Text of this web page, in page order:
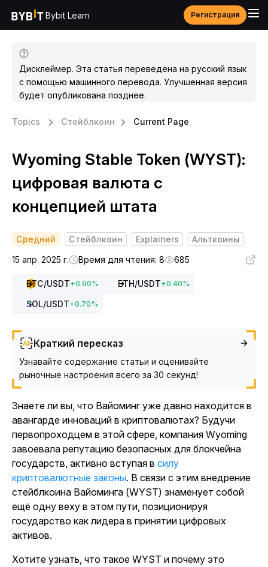
Bybit Learn Регистрация
Дисклеймер. Эта статья переведена на русский язык
с помощью машинного перевода. Улучшенная версия
будет опубликована позднее.
Topics Стейблкоин Current Page
Wyoming Stable Token (WYST):
цифровая валюта с
концепцией штата
Средний Стейблкоин Explainers
Альткоины
15 апр. 2025 г.
Время для чтения: 8 685
BTC/USDT+0.90% ETH/USDT+0.40%
SOL/USDT+0.70%
Краткий пересказ
Узнавайте содержание статьи и оценивайте
рыночные настроения всего за 30 секунд!
Знаете ли вы, что Вайоминг уже давно находится в
авангарде инноваций в криптовалютах? Будучи
первопроходцем в этой сфере, компания Wyoming
завоевала репутацию безопасных для блокчейна
государств, активно вступая в силу
криптовалютные законы. В связи с этим внедрение
стейблкоина Вайоминга (WYST) знаменует собой
ещё одну веху в этом пути, позиционируя
государство как лидера в принятии цифровых
активов.
Хотите узнать, что такое WYST и почему это